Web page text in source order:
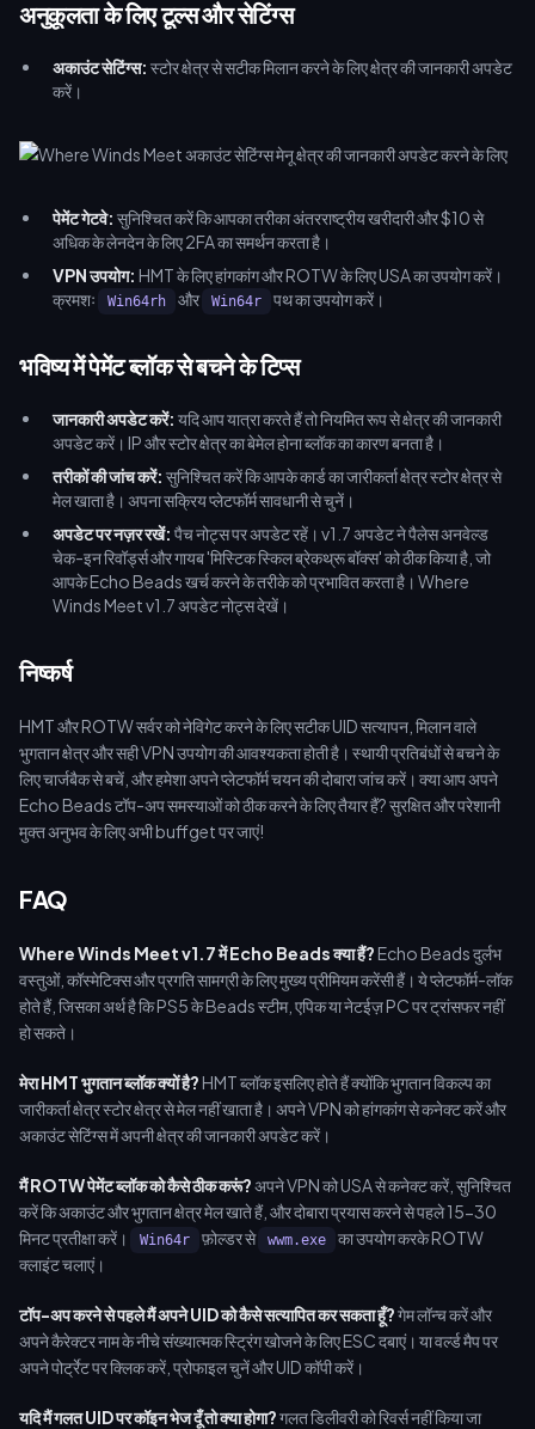
अनुकूलता के लिए टूल्स और सेटिंग्स
अकाउंट सेटिंग्स: स्टोर क्षेत्र से सटीक मिलान करने के लिए क्षेत्र की जानकारी अपडेट
करें।
पेमेंट गेटवे: सुनिश्चित करें कि आपका तरीका अंतरराष्ट्रीय खरीदारी और $10 से
अधिक के लेनदेन के लिए 2FA का समर्थन करता है।
VPN उपयोग: HMT के लिए हांगकांग और ROTW के लिए USA का उपयोग करें।
क्रमशः
Win64rh और Win64r पथ का उपयोग करें।
भविष्य में पेमेंट ब्लॉक से बचने के टिप्स
जानकारी अपडेट करें: यदि आप यात्रा करते हैं तो नियमित रूप से क्षेत्र की जानकारी
अपडेट करें। IP और स्टोर क्षेत्र का बेमेल होना ब्लॉक का कारण बनता है।
तरीकों की जांच करें: सुनिश्चित करें कि आपके कार्ड का जारीकर्ता क्षेत्र स्टोर क्षेत्र से
मेल खाता है। अपना सक्रिय प्लेटफॉर्म सावधानी से चुनें।
अपडेट पर नज़र रखें: पैच नोट्स पर अपडेट रहें। v1.7 अपडेट ने पैलेस अनवेल्ड
चेक-इन रिवॉर्ड्स और गायब 'मिस्टिक स्किल ब्रेकथ्रू बॉक्स' को ठीक किया है, जो
आपके Echo Beads खर्च करने के तरीके को प्रभावित करता है। Where
Winds Meet v1.7 अपडेट नोट्स देखें।
निष्कर्ष
HMT और ROTW सर्वर को नेविगेट करने के लिए सटीक UID सत्यापन, मिलान वाले
भुगतान क्षेत्र और सही VPN उपयोग की आवश्यकता होती है। स्थायी प्रतिबंधों से बचने के
लिए चार्जबैक से बचें, और हमेशा अपने प्लेटफॉर्म चयन की दोबारा जांच करें। क्या आप अपने
Echo Beads टॉप-अप समस्याओं को ठीक करने के लिए तैयार हैं? सुरक्षित और परेशानी
मुक्त अनुभव के लिए अभी buffget पर जाएं!
FAQ
Where Winds Meet v1.7 में Echo Beads क्या हैं?Echo Beads दुर्लभ
वस्तुओं, कॉस्मेटिक्स और प्रगति सामग्री के लिए मुख्य प्रीमियम करेंसी हैं। ये प्लेटफॉर्म-लॉक
होते हैं, जिसका अर्थ है कि PS5 के Beads स्टीम, एपिक या नेटईज़ PC पर ट्रांसफर नहीं
हो सकते।
मेरा HMT भुगतान ब्लॉक क्यों है?HMT ब्लॉक इसलिए होते हैं क्योंकि भुगतान विकल्प का
जारीकर्ता क्षेत्र स्टोर क्षेत्र से मेल नहीं खाता है। अपने VPN को हांगकांग से कनेक्ट करें और
अकाउंट सेटिंग्स में अपनी क्षेत्र की जानकारी अपडेट करें।
मैं ROTW पेमेंट ब्लॉक को कैसे ठीक करूं?अपने VPN को USA से कनेक्ट करें, सुनिश्चित
करें कि अकाउंट और भुगतान क्षेत्र मेल खाते हैं, और दोबारा प्रयास करने से पहले 15-30
मिनट प्रतीक्षा करें।
Win64r फ़ोल्डर से wwm.exe
का उपयोग करके ROTW
क्लाइंट चलाएं।
टॉप-अप करने से पहले मैं अपने UID को कैसे सत्यापित कर सकता हूँ?गेम लॉन्च करें और
अपने कैरेक्टर नाम के नीचे संख्यात्मक स्ट्रिंग खोजने के लिए ESC दबाएं। या वर्ल्ड मैप पर
अपने पोर्ट्रेट पर क्लिक करें, प्रोफाइल चुनें और UID कॉपी करें।
यदि मैं गलत UID पर कॉइन भेज दूँ तो क्या होगा?गलत डिलीवरी को रिवर्स नहीं किया जा